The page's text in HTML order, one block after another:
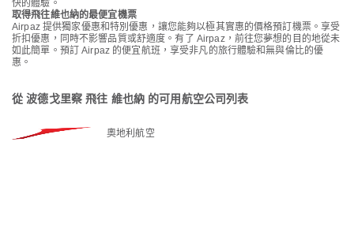
快的體驗。
取得飛往維也納的最便宜機票
Airpaz 提供獨家優惠和特別優惠，讓您能夠以極其實惠的價格預訂機票。享受
折扣優惠，同時不影響品質或舒適度。有了 Airpaz，前往您夢想的目的地從未
如此簡單。預訂 Airpaz 的便宜航班，享受非凡的旅行體驗和無與倫比的優
惠。
從 波德戈里察 飛往 維也納 的可用航空公司列表
奧地利航空